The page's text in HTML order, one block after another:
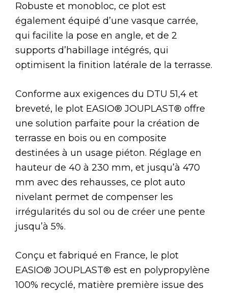
Robuste et monobloc, ce plot est
également équipé d’une vasque carrée,
qui facilite la pose en angle, et de 2
supports d’habillage intégrés, qui
optimisent la finition latérale de la terrasse.
Conforme aux exigences du DTU 51,4 et
breveté, le plot EASIO® JOUPLAST® offre
une solution parfaite pour la création de
terrasse en bois ou en composite
destinées à un usage piéton. Réglage en
hauteur de 40 à 230 mm, et jusqu’à 470
mm avec des rehausses, ce plot auto
nivelant permet de compenser les
irrégularités du sol ou de créer une pente
jusqu’à 5%.
Conçu et fabriqué en France, le plot
EASIO® JOUPLAST® est en polypropylène
100% recyclé, matière première issue des